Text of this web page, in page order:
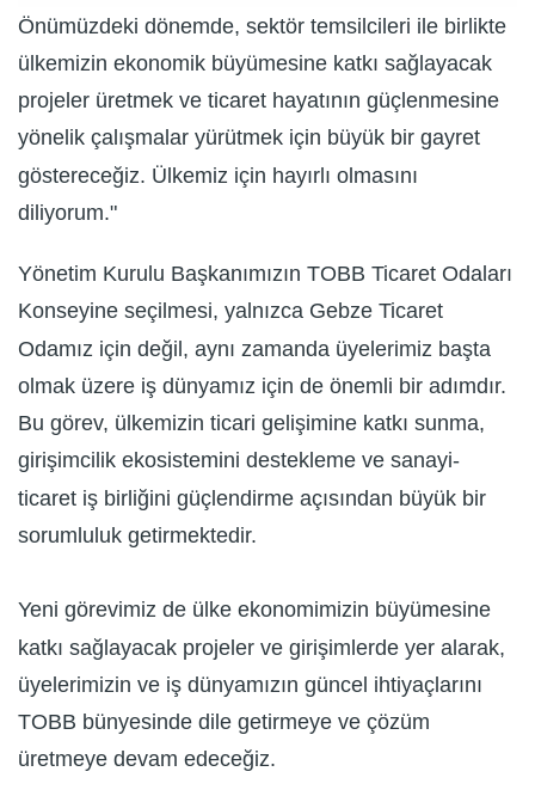
Önümüzdeki dönemde, sektör temsilcileri ile birlikte
ülkemizin ekonomik büyümesine katkı sağlayacak
projeler üretmek ve ticaret hayatının güçlenmesine
yönelik çalışmalar yürütmek için büyük bir gayret
göstereceğiz. Ülkemiz için hayırlı olmasını
diliyorum."
Yönetim Kurulu Başkanımızın TOBB Ticaret Odaları
Konseyine seçilmesi, yalnızca Gebze Ticaret
Odamız için değil, aynı zamanda üyelerimiz başta
olmak üzere iş dünyamız için de önemli bir adımdır.
Bu görev, ülkemizin ticari gelişimine katkı sunma,
girişimcilik ekosistemini destekleme ve sanayi-
ticaret iş birliğini güçlendirme açısından büyük bir
sorumluluk getirmektedir.
Yeni görevimiz de ülke ekonomimizin büyümesine
katkı sağlayacak projeler ve girişimlerde yer alarak,
üyelerimizin ve iş dünyamızın güncel ihtiyaçlarını
TOBB bünyesinde dile getirmeye ve çözüm
üretmeye devam edeceğiz.